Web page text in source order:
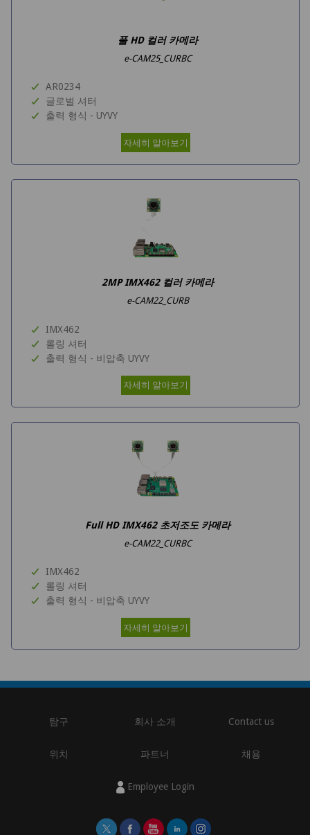
풀 HD 컬러 카메라
e-CAM25_CURBC
AR0234
글로벌 셔터
출력 형식 - UYVY
자세히 알아보기
2MP IMX462 컬러 카메라
e-CAM22_CURB
IMX462
롤링 셔터
출력 형식 - 비압축 UYVY
자세히 알아보기
Full HD IMX462 초저조도 카메라
e-CAM22_CURBC
IMX462
롤링 셔터
출력 형식 - 비압축 UYVY
자세히 알아보기
탐구 회사 소개 Contact us
위치 파트너 채용
Employee Login